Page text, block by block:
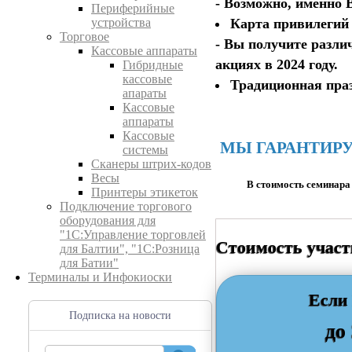
Периферийные
устройства
Торговое
Кассовые аппараты
Гибридные
кассовые
апараты
Кассовые
аппараты
Кассовые
системы
Сканеры штрих-кодов
Весы
Принтеры этикеток
Подключение торгового
оборудования для
"1С:Управление торговлей
для Балтии", "1С:Розница
для Батии"
Терминалы и Инфокиоски
Подписка на новости
Карта
- Вы получите
акциях в 2024 году.
Традиционная
МЫ
В стоимость
Стоимость
Если
до